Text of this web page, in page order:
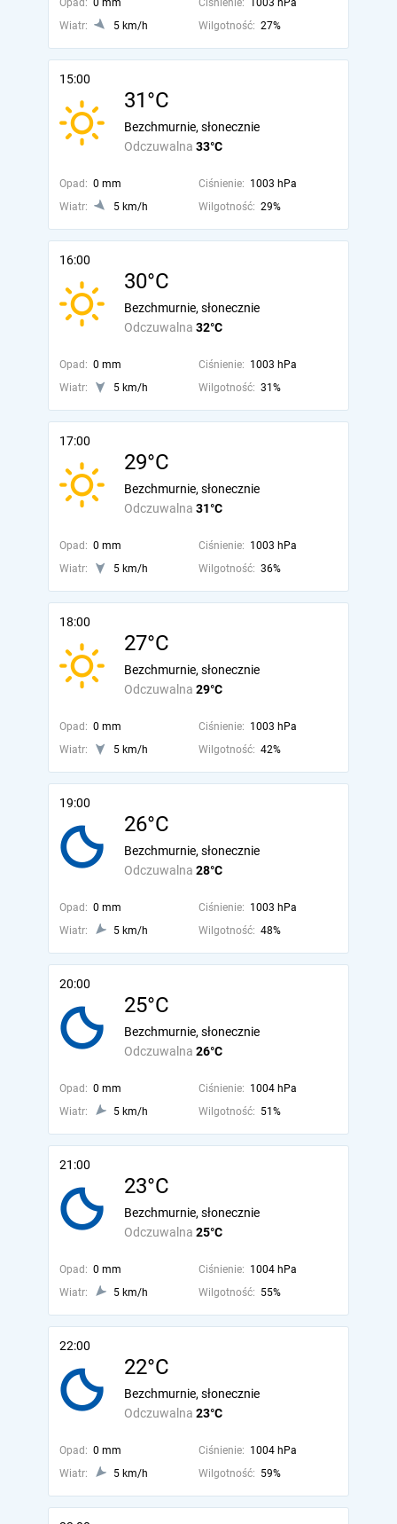
Opad: 0 mm Ciśnienie: 1003 hPa
Wiatr:
5 km/h Wilgotność: 27%
15:00
31°C
Odczuwalna 33°C
Bezchmurnie, słonecznie
Opad: 0 mm Ciśnienie: 1003 hPa
Wiatr:
5 km/h Wilgotność: 29%
16:00
30°C
Odczuwalna 32°C
Bezchmurnie, słonecznie
Opad: 0 mm Ciśnienie: 1003 hPa
Wiatr:
5 km/h Wilgotność: 31%
17:00
29°C
Odczuwalna 31°C
Bezchmurnie, słonecznie
Opad: 0 mm Ciśnienie: 1003 hPa
Wiatr:
5 km/h Wilgotność: 36%
18:00
27°C
Odczuwalna 29°C
Bezchmurnie, słonecznie
Opad: 0 mm Ciśnienie: 1003 hPa
Wiatr:
5 km/h Wilgotność: 42%
19:00
26°C
Odczuwalna 28°C
Bezchmurnie, słonecznie
Opad: 0 mm Ciśnienie: 1003 hPa
Wiatr:
5 km/h Wilgotność: 48%
20:00
25°C
Odczuwalna 26°C
Bezchmurnie, słonecznie
Opad: 0 mm Ciśnienie: 1004 hPa
Wiatr:
5 km/h Wilgotność: 51%
21:00
23°C
Odczuwalna 25°C
Bezchmurnie, słonecznie
Opad: 0 mm Ciśnienie: 1004 hPa
Wiatr:
5 km/h Wilgotność: 55%
22:00
22°C
Odczuwalna 23°C
Bezchmurnie, słonecznie
Opad: 0 mm Ciśnienie: 1004 hPa
Wiatr:
5 km/h Wilgotność: 59%